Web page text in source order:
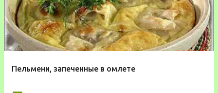
Пельмени, запеченные в омлете